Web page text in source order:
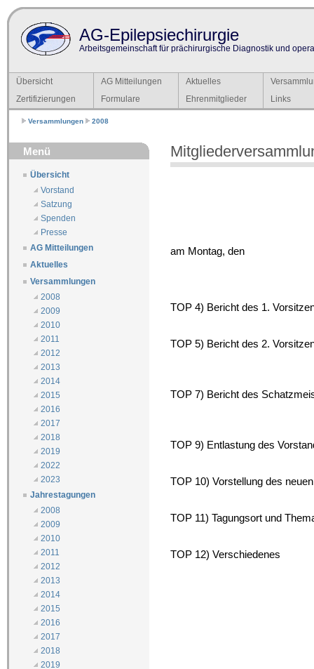
AG-Epilepsiechirurgie
Arbeitsgemeinschaft für prächirurgische Diagnostik und
Übersicht AG Mitteilungen Aktuelles
Zertifizierungen
Formulare Ehrenmitglieder Links
Versammlungen 2008
Menü
Übersicht
Vorstand
Satzung
Spenden
Presse
AG Mitteilungen
Aktuelles
Versammlungen
2008
2009
2010
2011
2012
2013
2014
2015
2016
2017
2018
2019
2022
2023
Jahrestagungen
2008
2009
2010
2011
2012
2013
2014
2015
2016
2017
2018
2019
am Montag, den
TOP 4) Bericht des 1.
TOP 5) Bericht des 2.
TOP 7) Bericht des
TOP 9) Entlastung des
TOP 10) Vorstellung des
TOP 11) Tagungsort und
TOP 12) Verschiedenes